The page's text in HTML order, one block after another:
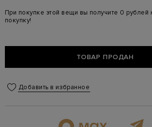
При покупке этой вещи вы получите 0
покупку!
ТОВАР ПРОДАН
Добавить в избранное